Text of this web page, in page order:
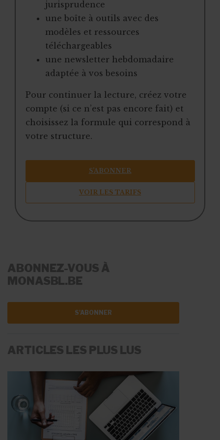
jurisprudence
une boîte à outils avec des
modèles et ressources
téléchargeables
une newsletter hebdomadaire
adaptée à vos besoins
Pour continuer la lecture, créez votre
compte (si ce n’est pas encore fait) et
choisissez la formule qui correspond à
votre structure.
S’ABONNER
VOIR LES TARIFS
ABONNEZ-VOUS À
MONASBL.BE
S'ABONNER
ARTICLES LES PLUS LUS
LA RÉMUNÉRATION
LES AIDES À L'EMPLOI